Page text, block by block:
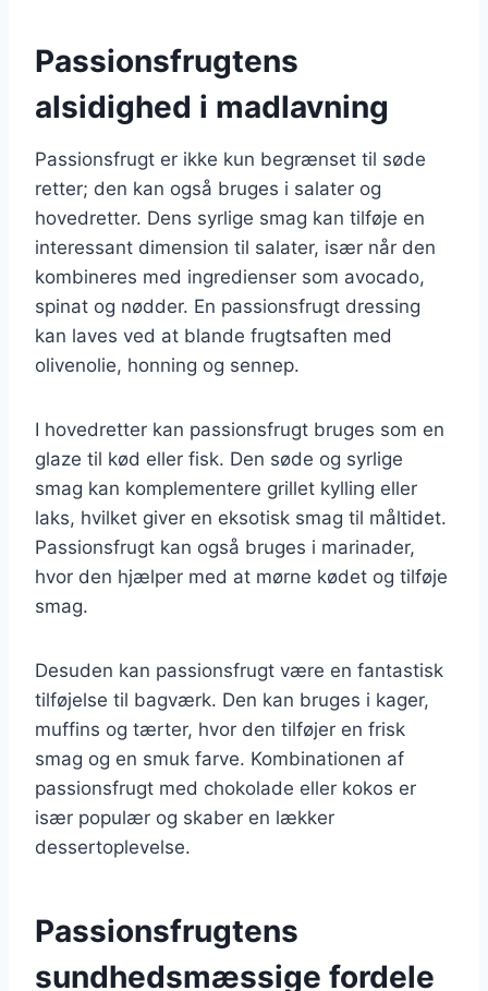
Passionsfrugtens
alsidighed i madlavning
Passionsfrugt er ikke kun begrænset til søde
retter; den kan også bruges i salater og
hovedretter. Dens syrlige smag kan tilføje en
interessant dimension til salater, især når den
kombineres med ingredienser som avocado,
spinat og nødder. En passionsfrugt dressing
kan laves ved at blande frugtsaften med
olivenolie, honning og sennep.
I hovedretter kan passionsfrugt bruges som en
glaze til kød eller fisk. Den søde og syrlige
smag kan komplementere grillet kylling eller
laks, hvilket giver en eksotisk smag til måltidet.
Passionsfrugt kan også bruges i marinader,
hvor den hjælper med at mørne kødet og tilføje
smag.
Desuden kan passionsfrugt være en fantastisk
tilføjelse til bagværk. Den kan bruges i kager,
muffins og tærter, hvor den tilføjer en frisk
smag og en smuk farve. Kombinationen af
passionsfrugt med chokolade eller kokos er
især populær og skaber en lækker
dessertoplevelse.
Passionsfrugtens
sundhedsmæssige fordele